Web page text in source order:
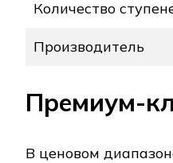
Количество
Производитель
Премиум-
В ценовом